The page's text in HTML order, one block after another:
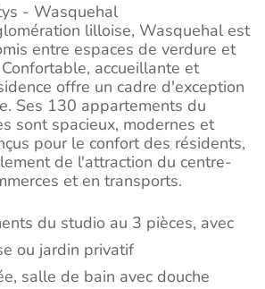
- Wasquehal
lilloise, Wasquehal est
entre espaces de verdure et
accueillante et
offre un cadre d'exception
Ses 130 appartements du
sont spacieux, modernes et
pour le confort des résidents,
de l'attraction du centre-
et en transports.
du studio au 3 pièces, avec
ou jardin privatif
salle de bain avec douche